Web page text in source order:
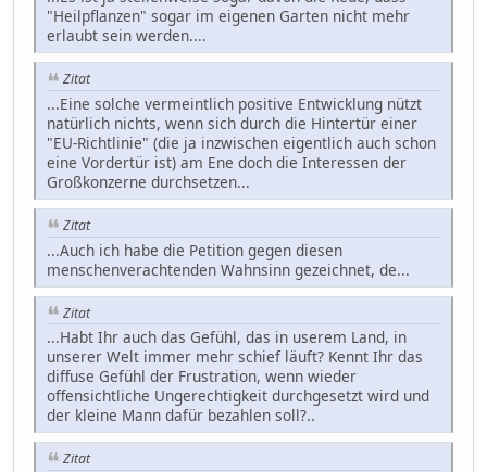
"Heilpflanzen" sogar im eigenen Garten nicht mehr
erlaubt sein werden....
Zitat
...Eine solche vermeintlich positive Entwicklung nützt
natürlich nichts, wenn sich durch die Hintertür einer
"EU-Richtlinie" (die ja inzwischen eigentlich auch schon
eine Vordertür ist) am Ene doch die Interessen der
Großkonzerne durchsetzen...
Zitat
...Auch ich habe die Petition gegen diesen
menschenverachtenden Wahnsinn gezeichnet, de...
Zitat
...Habt Ihr auch das Gefühl, das in userem Land, in
unserer Welt immer mehr schief läuft? Kennt Ihr das
diffuse Gefühl der Frustration, wenn wieder
offensichtliche Ungerechtigkeit durchgesetzt wird und
der kleine Mann dafür bezahlen soll?..
Zitat